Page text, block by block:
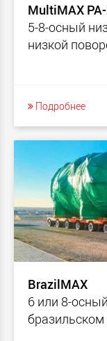
MultiMAX
5-8-осный
низкой
Подробнее
BrazilMAX
6 или 8-
бразильском